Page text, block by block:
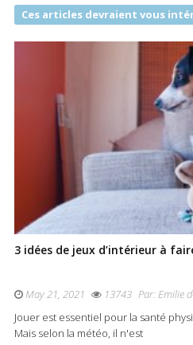
Ces articles devraient vous
3 idées de jeux d’intérieur à
May 21, 2021 13743 Par:Emilie
Jouer est essentiel pour la santé
Mais selon la météo, il n'est